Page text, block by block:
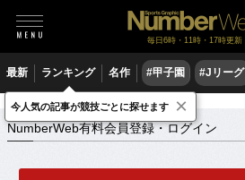
毎日6時・11時・17時更新
最新 ランキング 名作 #甲子園 #Jリーグ
NumberWeb有料会員登録・ログイン
NumberWeb有料会員登録・ログイン
今人気の記事が競技ごとに探せます ×